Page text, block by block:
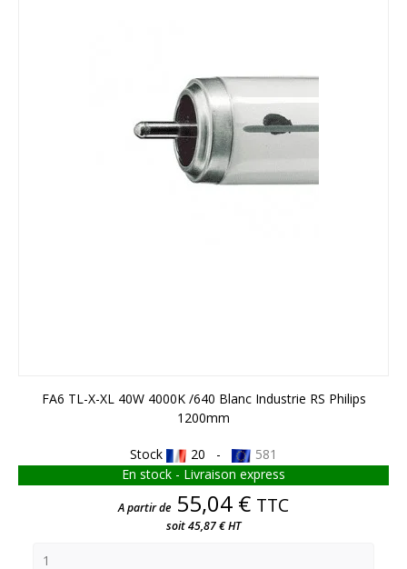
FA6 TL-X-XL 40W 4000K /640 Blanc Industrie RS Philips
1200mm
Stock 20 -
581
En stock - Livraison express
Prix
A partir de 55,04 € TTC
soit 45,87 € HT